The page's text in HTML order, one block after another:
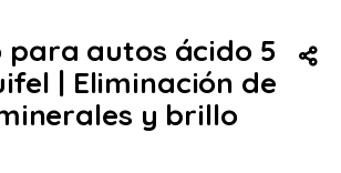
para autos ácido 5
| Eliminación de
y brillo